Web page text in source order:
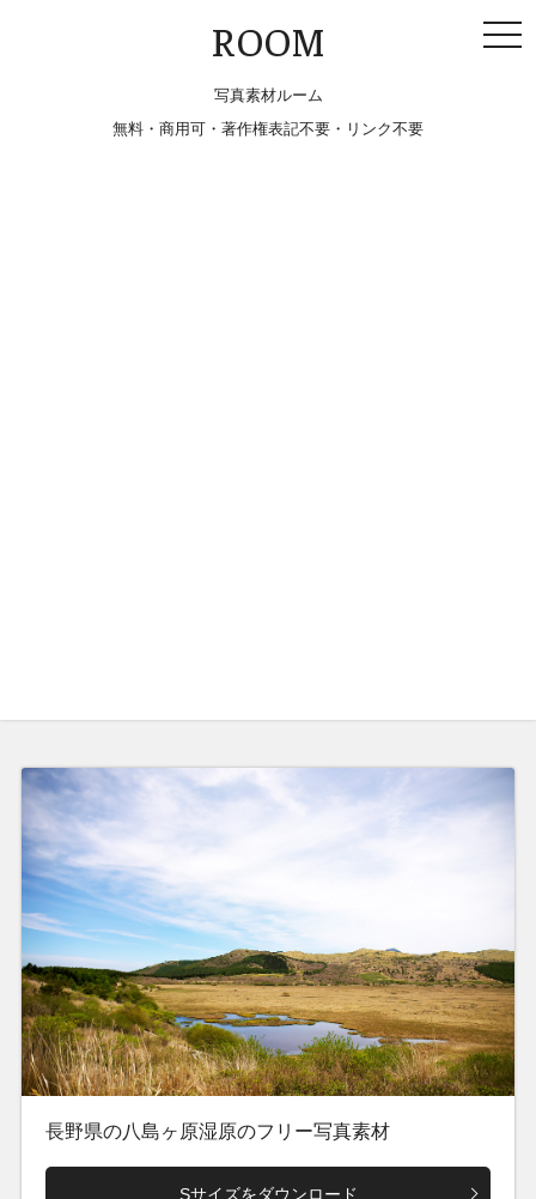
ROOM
写真素材ルーム
無料・商用可・著作権表記不要・リンク不要
長野県の八島ヶ原湿原のフリー写真素材
Sサイズをダウンロード